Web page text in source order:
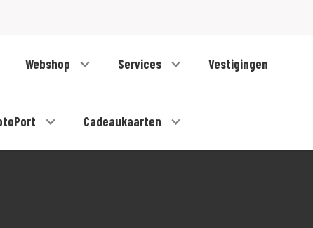
Webshop Services Vestigingen
Cadeaukaarten